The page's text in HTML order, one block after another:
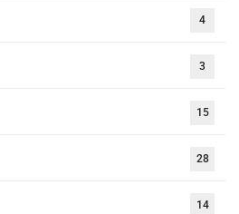
4
3
15
28
14